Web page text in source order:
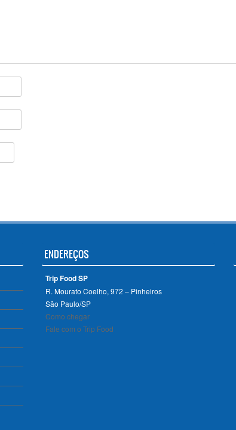
ENDEREÇOS
Trip Food SP
R. Mourato Coelho, 972 – Pinheiros
São Paulo/SP ‎
Como chegar
Fale com o Trip Food